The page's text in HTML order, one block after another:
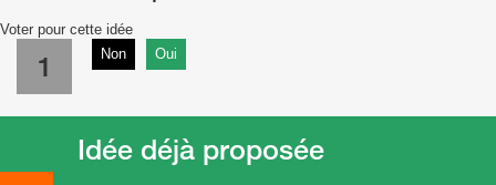
Voter pour cette idée
1 Non Oui
Idée déjà proposée